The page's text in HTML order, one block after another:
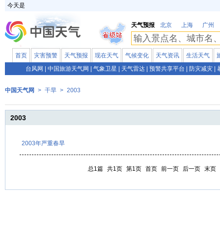
今天是
天气预报 北京 上海 广州
首页 灾害预警 天气预报 现在天气 气候变化 天气资讯 生活天气
台风网
中国旅游天气网 气象卫星 天气雷达 预警共享平台 防灾减灾
中国天气网 > 干旱 > 2003
2003
2003年严重春旱
总1篇 共1页 第1页 首页 前一页 后一页 末页